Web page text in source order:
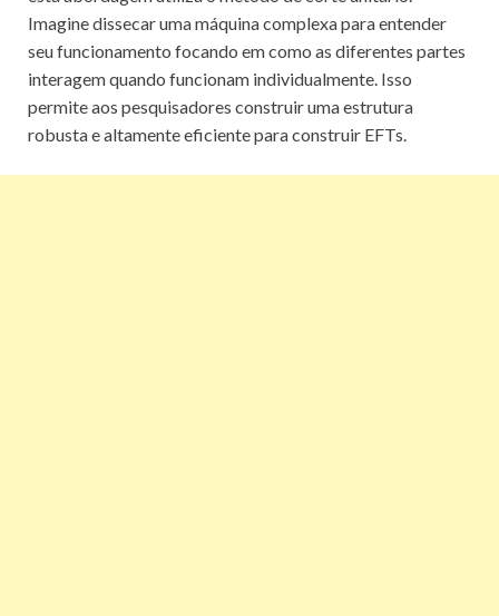
Imagine dissecar uma máquina complexa para entender
seu funcionamento focando em como as diferentes partes
interagem quando funcionam individualmente. Isso
permite aos pesquisadores construir uma estrutura
robusta e altamente eficiente para construir EFTs.